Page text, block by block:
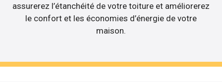
assurerez l’étanchéité de votre toiture et améliorerez
le confort et les économies d’énergie de votre
maison.